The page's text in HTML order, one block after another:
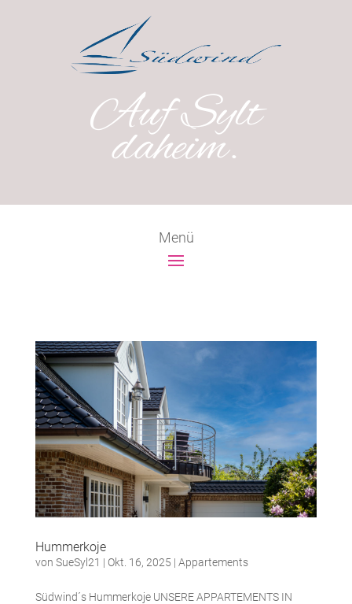
Auf Sylt
daheim.
Menü
Hummerkoje
von SueSyl21 | Okt. 16, 2025 | Appartements
Südwind´s Hummerkoje UNSERE APPARTEMENTS IN